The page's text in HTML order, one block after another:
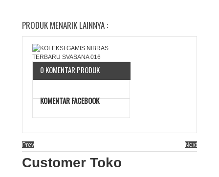
PRODUK MENARIK LAINNYA :
0 KOMENTAR PRODUK
KOMENTAR FACEBOOK
Prev Next
Customer Toko